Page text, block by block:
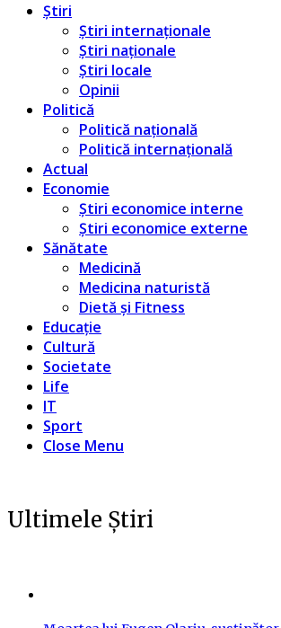
Știri
Știri internaționale
Știri naționale
Știri locale
Opinii
Politică
Politică națională
Politică internațională
Actual
Economie
Știri economice interne
Știri economice externe
Sănătate
Medicină
Medicina naturistă
Dietă și Fitness
Educație
Cultură
Societate
Life
IT
Sport
Close Menu
Ultimele Știri